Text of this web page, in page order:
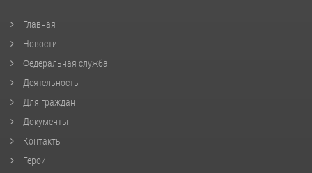
Главная
Новости
Федеральная служба
Деятельность
Для граждан
Документы
Контакты
Герои